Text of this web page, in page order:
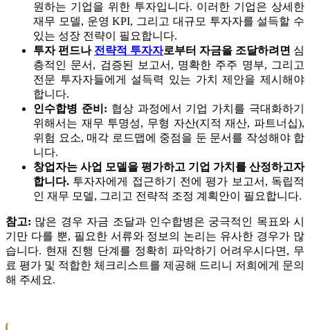
원하는 기업을 위한 투자입니다. 이러한 기업은 상세한
재무 모델, 운영 KPI, 그리고 대규모 투자자를 설득할 수
있는 성장 전략이 필요합니다.
투자 펀드나 전략적 투자자로부터 자금을 조달하려면 심
층적인 문서, 검증된 보고서, 명확한 주주 명부, 그리고
전문 투자자들에게 설득력 있는 가치 제안을 제시해야
합니다.
인수합병 준비: 협상 과정에서 기업 가치를 극대화하기
위해서는 재무 투명성, 무형 자산(지적 재산, 파트너십),
위험 요소, 매각 로드맵에 중점을 둔 문서를 작성해야 합
니다.
창업자는 사업 모델을 평가하고 기업 가치를 산정하고자
합니다. 투자자에게 접근하기 전에 평가 보고서, 독립적
인 재무 모델, 그리고 전략적 조정 계획안이 필요합니다.
참고: 많은 경우 자금 조달과 인수합병은 궁극적인 목표와 시
기만 다를 뿐, 필요한 서류와 정보의 논리는 유사한 경우가 많
습니다. 현재 진행 단계를 정확히 파악하기 어려우시다면, 무
료 평가 및 적합한 체크리스트를 제공해 드리니 저희에게 문의
해 주세요.